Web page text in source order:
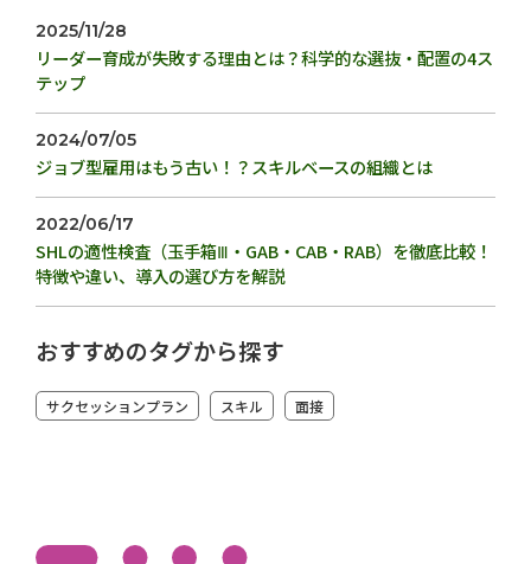
2025/11/28
リーダー育成が失敗する理由とは？科学的な選抜・配置の4ス
テップ
2024/07/05
ジョブ型雇用はもう古い！？スキルベースの組織とは
2022/06/17
SHLの適性検査（玉手箱Ⅲ・GAB・CAB・RAB）を徹底比較！
特徴や違い、導入の選び方を解説
おすすめのタグから探す
サクセッションプラン スキル 面接